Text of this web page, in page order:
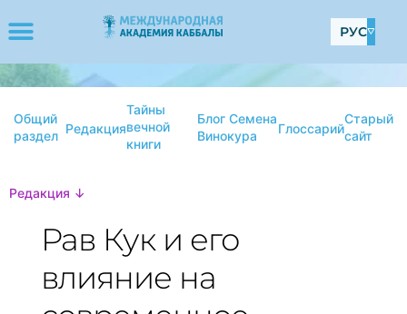
РУС
Общий
раздел Редакция
Тайны
вечной
книги
Блог Семена
Винокура
Глоссарий
Старый
сайт
Редакция ↓
Рав Кук и его
влияние на